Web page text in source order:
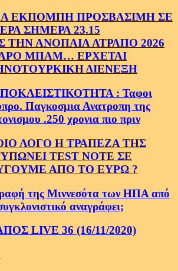
ΕΚΠΟΜΠΗ ΠΡΟΣΒΑΣΙΜΗ ΣΕ
ΣΗΜΕΡΑ 23.15
ΤΗΝ ΑΝΟΠΑΙΑ ΑΤΡΑΠΟ 2026
ΜΠΑΜ… ΕΡΧΕΤΑΙ
ΔΙΕΝΕΞΗ
: Ταφοι
Παγκοσμια Ανατροπη της
.250 χρονια πιο πριν
ΛΟΓΟ Η ΤΡΑΠΕΖΑ ΤΗΣ
TEST NOTE ΣΕ
ΑΠΟ ΤΟ ΕΥΡΩ ?
της Μιννεσότα των ΗΠΑ από
αναγράφει;
LIVE 36 (16/11/2020)